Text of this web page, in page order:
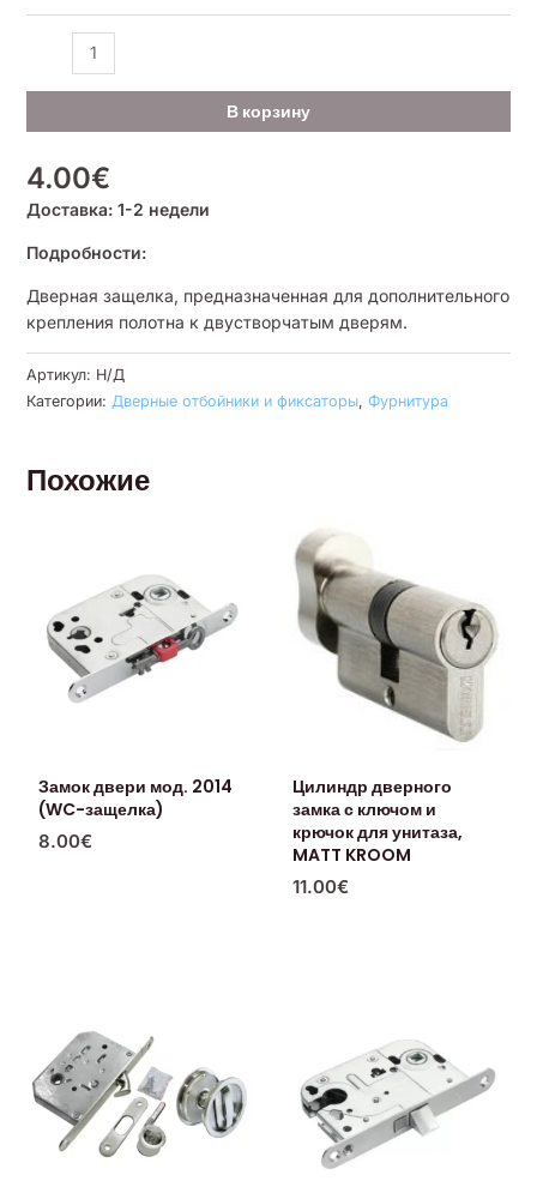
4.00€
В корзину
Доставка: 1-2 недели
Подробности:
Дверная защелка, предназначенная для дополнительного
крепления полотна к двустворчатым дверям.
Артикул: Н/Д
Категории: Дверные отбойники и фиксаторы, Фурнитура
Похожие
Замок двери мод. 2014
(WC-защелка)
8.00€
Цилиндр дверного
замка с ключом и
крючок для унитаза,
MATT KROOM
11.00€